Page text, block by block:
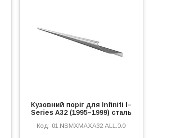
Кузовний поріг для Infiniti I–
Series A32 (1995–1999) сталь
01.NSMXMAXA32.ALL.0.0